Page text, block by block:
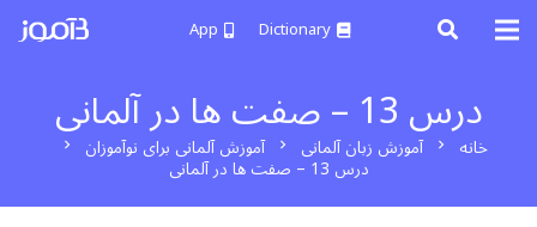
Dictionary
App
درس 13 – صفت ها در آلمانی
خانه chevron_right آموزش زبان آلمانی chevron_right آموزش آلمانی برای نوآموزان chevron_right
درس 13 – صفت ها در آلمانی